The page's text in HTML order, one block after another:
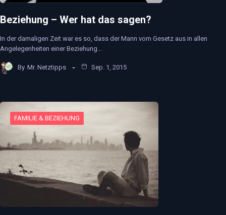
Beziehung – Wer hat das sagen?
In der damaligen Zeit war es so, dass der Mann vom Gesetz aus in allen
Angelegenheiten einer Beziehung…
By Mr. Netztipps Sep. 1, 2015
FAMILIE & BEZIEHUNG